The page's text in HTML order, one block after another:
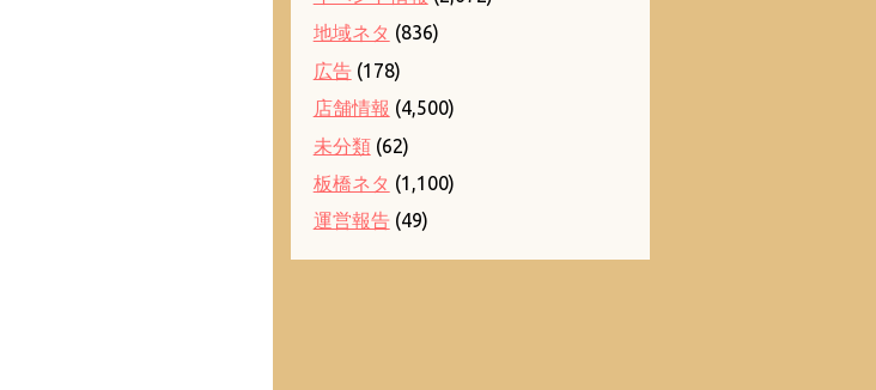
地域ネタ (836)
広告(178)
店舗情報 (4,500)
未分類(62)
板橋ネタ (1,100)
運営報告(49)